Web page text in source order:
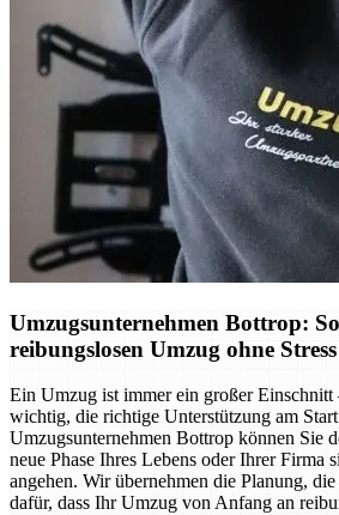
Umzugsunternehmen Bottrop:
reibungslosen Umzug ohne Stress
Ein Umzug ist immer ein großer Einschnitt
wichtig, die richtige Unterstützung am
Umzugsunternehmen Bottrop können Sie
neue Phase Ihres Lebens oder Ihrer Firma
angehen. Wir übernehmen die Planung,
dafür, dass Ihr Umzug von Anfang an